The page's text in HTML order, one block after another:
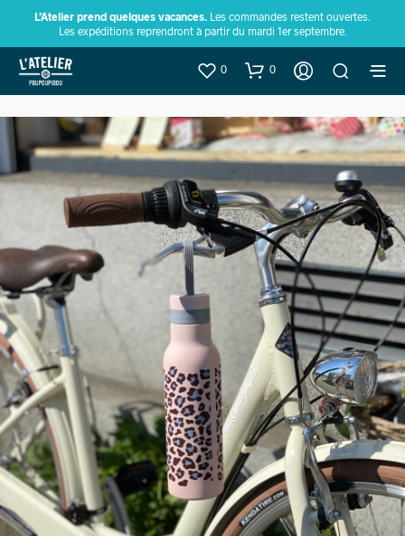
L’Atelier prend quelques vacances. Les commandes restent ouvertes.
Les expéditions reprendront à partir du mardi 1er septembre.
0 0